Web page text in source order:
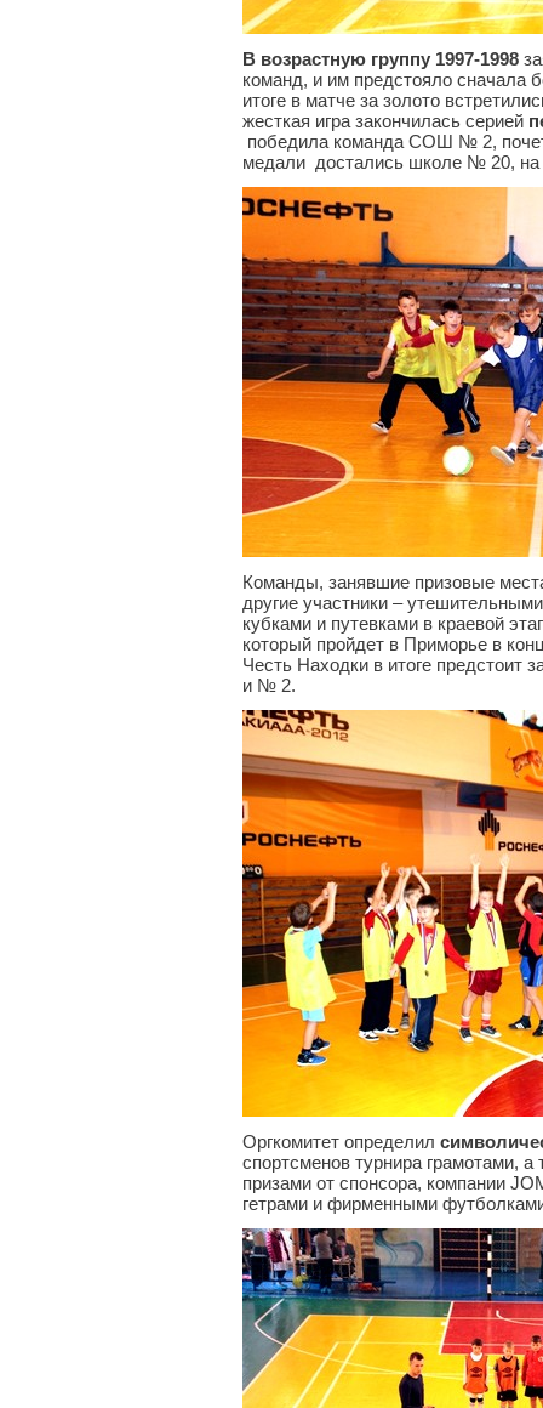
В возрастную группу 1997-1998
команд, и им предстояло сначала
итоге в матче за золото
жесткая игра закончилась серией
победила команда СОШ № 2,
медали достались школе № 20,
Команды, занявшие призовые
другие участники –
кубками и путевками в краевой
который пройдет в Приморье в
Честь Находки в итоге
и № 2.
Оргкомитет определил
спортсменов турнира грамотами,
призами от спонсора, компании
гетрами и фирменными